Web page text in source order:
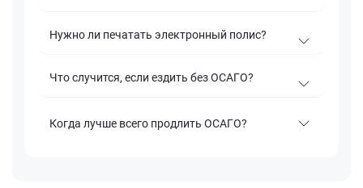
Нужно ли печатать электронный полис?
Что случится, если ездить без ОСАГО?
Когда лучше всего продлить ОСАГО?